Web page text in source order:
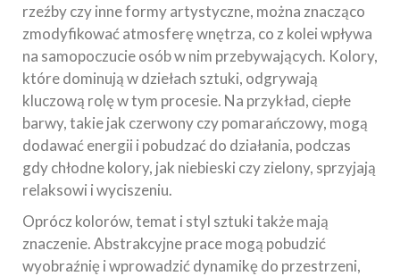
rzeźby czy inne formy artystyczne, można znacząco
zmodyfikować atmosferę wnętrza, co z kolei wpływa
na samopoczucie osób w nim przebywających. Kolory,
które dominują w dziełach sztuki, odgrywają
kluczową rolę w tym procesie. Na przykład, ciepłe
barwy, takie jak czerwony czy pomarańczowy, mogą
dodawać energii i pobudzać do działania, podczas
gdy chłodne kolory, jak niebieski czy zielony, sprzyjają
relaksowi i wyciszeniu.
Oprócz kolorów, temat i styl sztuki także mają
znaczenie. Abstrakcyjne prace mogą pobudzić
wyobraźnię i wprowadzić dynamikę do przestrzeni,